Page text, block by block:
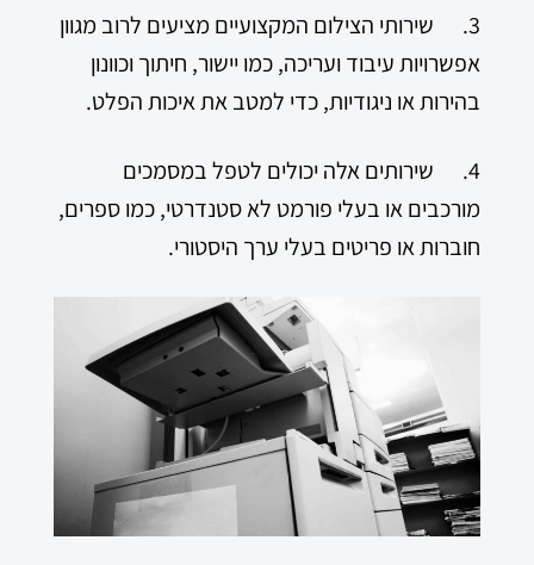
3. שירותי הצילום המקצועיים מציעים לרוב מגוון
אפשרויות עיבוד ועריכה, כמו יישור, חיתוך וכוונון
בהירות או ניגודיות, כדי למטב את איכות הפלט.
4. שירותים אלה יכולים לטפל במסמכים
מורכבים או בעלי פורמט לא סטנדרטי, כמו ספרים,
חוברות או פריטים בעלי ערך היסטורי.